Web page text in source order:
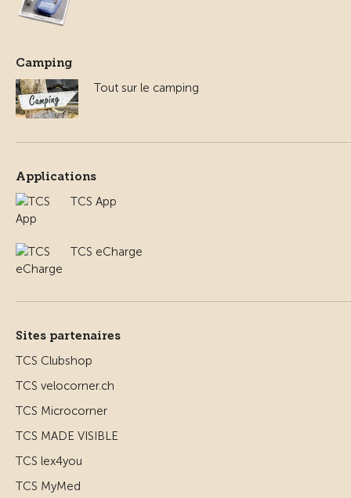
Camping
Tout sur le camping
Applications
TCS App
TCS eCharge
Sites partenaires
TCS Clubshop
TCS velocorner.ch
TCS Microcorner
TCS MADE VISIBLE
TCS lex4you
TCS MyMed